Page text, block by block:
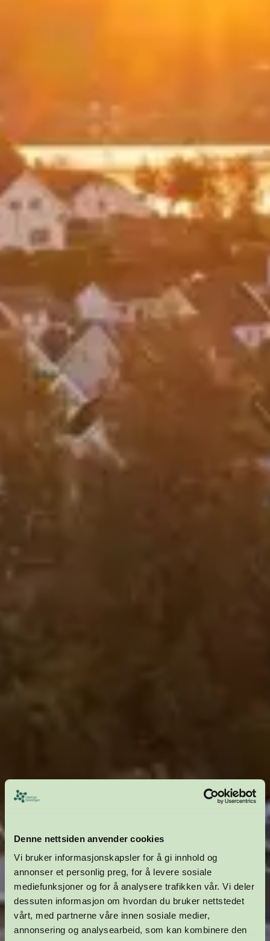
Denne nettsiden anvender cookies
Vi bruker informasjonskapsler for å gi innhold og
annonser et personlig preg, for å levere sosiale
mediefunksjoner og for å analysere trafikken vår. Vi deler
dessuten informasjon om hvordan du bruker nettstedet
vårt, med partnerne våre innen sosiale medier,
annonsering og analysearbeid, som kan kombinere den